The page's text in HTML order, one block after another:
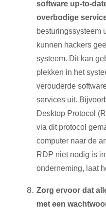
software up-to-
overbodige
besturingssysteem
kunnen hackers
systeem. Dit kan
plekken in het
verouderde
services uit.
Desktop Protocol
via dit protocol
computer naar de
RDP niet nodig is
onderneming, laat
Zorg ervoor dat
met een